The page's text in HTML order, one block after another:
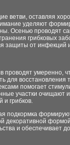
ветви, оставляя
уделяют
Осенью проводят
грибковых
защиты от инфекций
проводят умеренно,
для восстановления
помогает
участки очищают
и грибков.
подкормка
декоративной
и обеспечивает